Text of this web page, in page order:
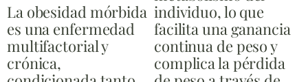
La obesidad mórbida
es una enfermedad
multifactorial y
crónica,
individuo, lo que
facilita una ganancia
continua de peso y
complica la pérdida